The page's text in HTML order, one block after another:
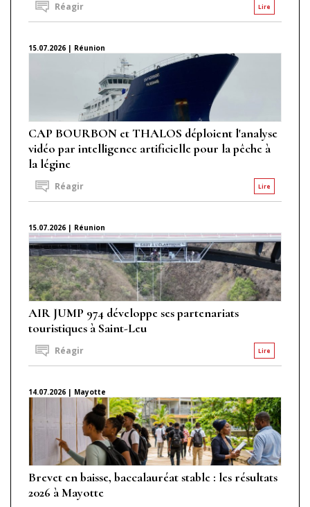
Lire
Réagir
15.07.2026 | Réunion
CAP BOURBON et THALOS déploient l'analyse
vidéo par intelligence artificielle pour la pêche à
la légine
Lire
Réagir
15.07.2026 | Réunion
AIR JUMP 974 développe ses partenariats
touristiques à Saint-Leu
Lire
Réagir
14.07.2026 | Mayotte
Brevet en baisse, baccalauréat stable : les résultats
2026 à Mayotte